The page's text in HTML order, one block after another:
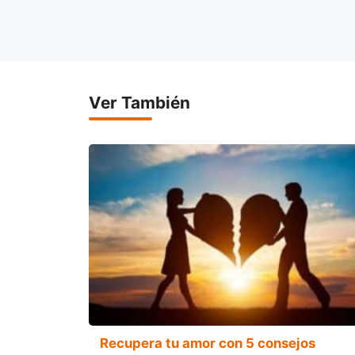
Ver También
Recupera tu amor con 5 consejos